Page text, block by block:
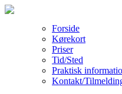
Forside
Kørekort
Priser
Tid/Sted
Praktisk
Kontakt/